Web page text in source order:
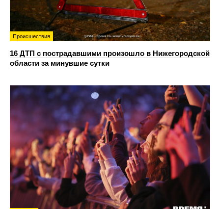
Происшествия
16 ДТП с пострадавшими произошло в Нижегородской
области за минувшие сутки